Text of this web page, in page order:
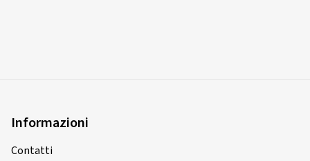
Informazioni
Contatti